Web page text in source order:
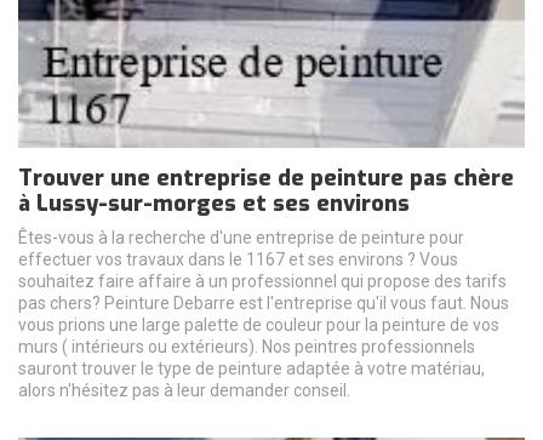
Trouver une entreprise de peinture pas chère
à Lussy-sur-morges et ses environs
Êtes-vous à la recherche d'une entreprise de peinture pour
effectuer vos travaux dans le 1167 et ses environs ? Vous
souhaitez faire affaire à un professionnel qui propose des tarifs
pas chers? Peinture Debarre est l'entreprise qu'il vous faut. Nous
vous prions une large palette de couleur pour la peinture de vos
murs ( intérieurs ou extérieurs). Nos peintres professionnels
sauront trouver le type de peinture adaptée à votre matériau,
alors n'hésitez pas à leur demander conseil.